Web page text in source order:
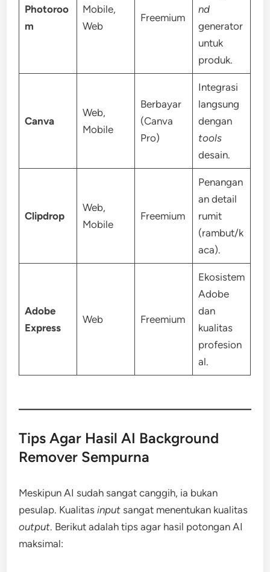
Photoroo
m
Mobile,
Web
Freemium
nd
generator
untuk
produk.
Canva
Web,
Mobile
Berbayar
(Canva
Pro)
Integrasi
langsung
dengan
tools
desain.
Clipdrop
Web,
Mobile
Freemium
Penangan
an detail
rumit
(rambut/k
aca).
Adobe
Express
Web Freemium
Ekosistem
Adobe
dan
kualitas
profesion
al.
Tips Agar Hasil AI Background
Remover Sempurna
Meskipun AI sudah sangat canggih, ia bukan
pesulap. Kualitasinput sangat menentukan kualitas
output. Berikut adalah tips agar hasil potongan AI
maksimal: